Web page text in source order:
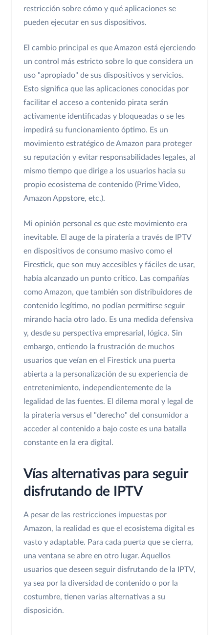
restricción sobre cómo y qué aplicaciones se
pueden ejecutar en sus dispositivos.
El cambio principal es que Amazon está ejerciendo
un control más estricto sobre lo que considera un
uso "apropiado" de sus dispositivos y servicios.
Esto significa que las aplicaciones conocidas por
facilitar el acceso a contenido pirata serán
activamente identificadas y bloqueadas o se les
impedirá su funcionamiento óptimo. Es un
movimiento estratégico de Amazon para proteger
su reputación y evitar responsabilidades legales, al
mismo tiempo que dirige a los usuarios hacia su
propio ecosistema de contenido (Prime Video,
Amazon Appstore, etc.).
Mi opinión personal es que este movimiento era
inevitable. El auge de la piratería a través de IPTV
en dispositivos de consumo masivo como el
Firestick, que son muy accesibles y fáciles de usar,
había alcanzado un punto crítico. Las compañías
como Amazon, que también son distribuidores de
contenido legítimo, no podían permitirse seguir
mirando hacia otro lado. Es una medida defensiva
y, desde su perspectiva empresarial, lógica. Sin
embargo, entiendo la frustración de muchos
usuarios que veían en el Firestick una puerta
abierta a la personalización de su experiencia de
entretenimiento, independientemente de la
legalidad de las fuentes. El dilema moral y legal de
la piratería versus el "derecho" del consumidor a
acceder al contenido a bajo coste es una batalla
constante en la era digital.
Vías alternativas para seguir
disfrutando de IPTV
A pesar de las restricciones impuestas por
Amazon, la realidad es que el ecosistema digital es
vasto y adaptable. Para cada puerta que se cierra,
una ventana se abre en otro lugar. Aquellos
usuarios que deseen seguir disfrutando de la IPTV,
ya sea por la diversidad de contenido o por la
costumbre, tienen varias alternativas a su
disposición.